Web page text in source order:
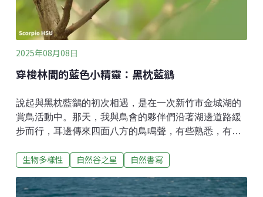
走到一叢竹林前，他停下了腳步，請我一起蹲下，並將
手電筒的燈光全部關閉。當眼睛適應黑暗後，一朵朵發
光的真菌映入眼前 — 壯觀、震撼這些字
2025年08月08日
穿梭林間的藍色小精靈：黑枕藍鶲
說起與黑枕藍鶲的初次相遇，是在一次新竹市金城湖的
賞鳥活動中。那天，我與鳥會的夥伴們沿著湖邊道路緩
步而行，耳邊傳來四面八方的鳥鳴聲，有些熟悉，有些
藍鶲的叫聲！」對當時還是賞鳥新手的我來說，是個全
一種會在林間靈活穿梭的「藍色小精靈」。為了親眼目
生物多樣性 自然谷之星 自然書寫